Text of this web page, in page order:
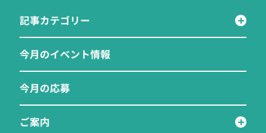
記事カテゴリー
今月のイベント情報
今月の応募
ご案内